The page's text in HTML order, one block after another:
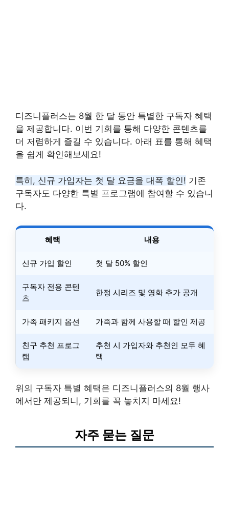
디즈니플러스는 8월 한 달 동안 특별한 구독자 혜택
을 제공합니다. 이번 기회를 통해 다양한 콘텐츠를
더 저렴하게 즐길 수 있습니다. 아래 표를 통해 혜택
을 쉽게 확인해보세요!
특히, 신규 가입자는 첫 달 요금을 대폭 할인! 기존
구독자도 다양한 특별 프로그램에 참여할 수 있습니
다.
혜택 내용
신규 가입 할인 첫 달 50% 할인
구독자 전용 콘텐
츠
한정 시리즈 및 영화 추가 공개
가족 패키지 옵션 가족과 함께 사용할 때 할인 제공
친구 추천 프로그
램
추천 시 가입자와 추천인 모두 혜
택
위의 구독자 특별 혜택은 디즈니플러스의 8월 행사
에서만 제공되니, 기회를 꼭 놓치지 마세요!
자주 묻는 질문